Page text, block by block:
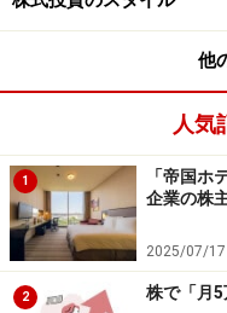
他
人気
1
「帝国ホ
企業の株
2025/07/17
2 株で「月5